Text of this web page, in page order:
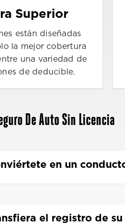
Superior
están diseñadas
la mejor cobertura
una variedad de
de deducible.
De Auto Sin Licencia
en un
el registro de su